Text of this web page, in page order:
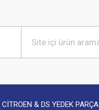
CİTROEN & DS YEDEK PARÇA